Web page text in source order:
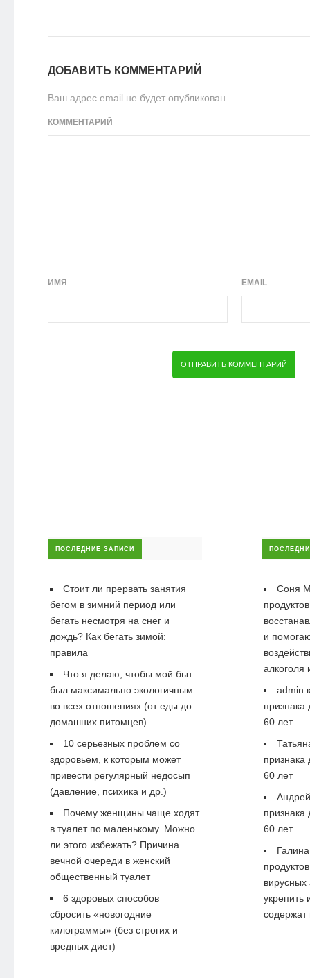
ДОБАВИТЬ КОММЕНТАРИЙ
Ваш адрес email не будет опубликован.
КОММЕНТАРИЙ
ИМЯ EMAIL
ПОСЛЕДНИЕ ЗАПИСИ
Стоит ли прервать занятия
бегом в зимний период или
бегать несмотря на снег и
дождь? Как бегать зимой:
правила
Что я делаю, чтобы мой быт
был максимально экологичным
во всех отношениях (от еды до
домашних питомцев)
10 серьезных проблем со
здоровьем, к которым может
привести регулярный недосып
(давление, психика и др.)
Почему женщины чаще ходят
в туалет по маленькому. Можно
ли этого избежать? Причина
вечной очереди в женский
общественный туалет
6 здоровых способов
сбросить «новогодние
килограммы» (без строгих и
вредных диет)
Соня
и
алкоголя
admin
60 лет
60 лет
Андрей
60 лет
Галина
вирусных
укрепить
содержат